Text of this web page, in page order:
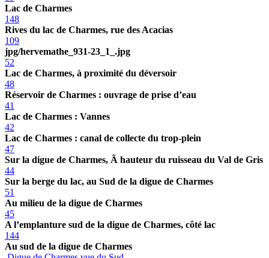
Lac de Charmes
148
Rives du lac de Charmes, rue des Acacias
109
jpg/hervemathe_931-23_1_.jpg
52
Lac de Charmes, à proximité du déversoir
48
Réservoir de Charmes : ouvrage de prise d’eau
41
Lac de Charmes : Vannes
42
Lac de Charmes : canal de collecte du trop-plein
47
Sur la digue de Charmes, Ã hauteur du ruisseau du Val de Gris
44
Sur la berge du lac, au Sud de la digue de Charmes
51
Au milieu de la digue de Charmes
45
A l’emplanture sud de la digue de Charmes, côté lac
144
Au sud de la digue de Charmes